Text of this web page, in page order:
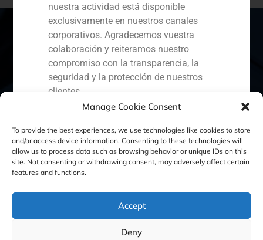
Manage Cookie Consent
To provide the best experiences, we use technologies like cookies to store
and/or access device information. Consenting to these technologies will
allow us to process data such as browsing behavior or unique IDs on this
site. Not consenting or withdrawing consent, may adversely affect certain
features and functions.
Accept
Deny
España Portugal Colombia
Ecuador
Política de Cookies Política de Privacidad
Aviso Legal
GBS Finance ©2023
nuestra actividad está disponible
exclusivamente en nuestros canales
corporativos. Agradecemos vuestra
colaboración y reiteramos nuestro
compromiso con la transparencia, la
seguridad y la protección de nuestros
clientes.
Capital Markets AV SA
GBS Finance